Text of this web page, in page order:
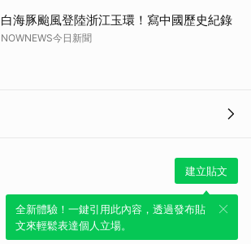
白海豚颱風登陸浙江玉環！寫中國歷史紀錄
NOWNEWS今日新聞
建立貼文
全新體驗！一鍵引用此內容，透過發布貼
文來輕鬆表達個人立場。